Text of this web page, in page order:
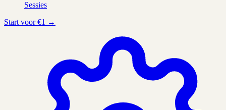
Sessies
Start voor €1 →